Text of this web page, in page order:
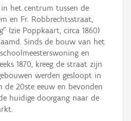
het centrum tussen de
en Fr. Robbrechtsstraat,
" (zie Poppkaart, circa 1860)
Sinds de bouw van het
en
1870, kreeg de straat zijn
werden gesloopt in
20ste eeuw en bevonden
huidige doorgang naar de